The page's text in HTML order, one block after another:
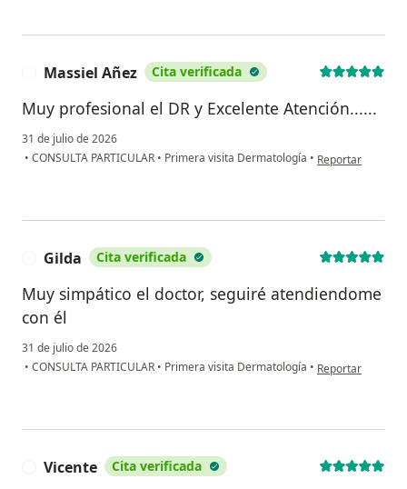
Massiel Añez Cita verificada
Muy profesional el DR y Excelente Atención......
31 de julio de 2026
• CONSULTA PARTICULAR • Primera visita Dermatología • en opinión del
Reportar
Gilda Cita verificada
Muy simpático el doctor, seguiré atendiendome
con él
31 de julio de 2026
• CONSULTA PARTICULAR • Primera visita Dermatología • en opinión del
Reportar
Vicente Cita verificada